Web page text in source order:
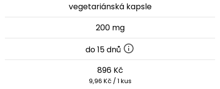
vegetariánská kapsle
200 mg
do 15 dnů
896 Kč
9,96 Kč / 1 kus